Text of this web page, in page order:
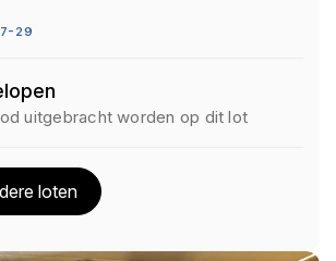
29
uitgebracht worden op dit lot
loten